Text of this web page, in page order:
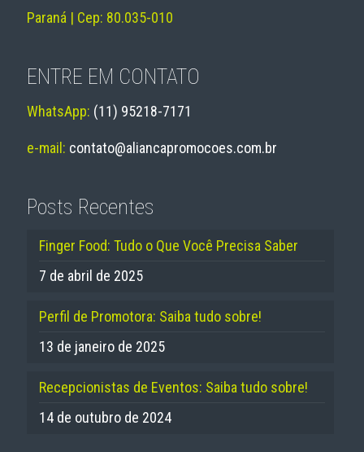
Paraná | Cep: 80.035-010
ENTRE EM CONTATO
WhatsApp: (11) 95218-7171
e-mail: contato@aliancapromocoes.com.br
Posts Recentes
Finger Food: Tudo o Que Você Precisa Saber
7 de abril de 2025
Perfil de Promotora: Saiba tudo sobre!
13 de janeiro de 2025
Recepcionistas de Eventos: Saiba tudo sobre!
14 de outubro de 2024